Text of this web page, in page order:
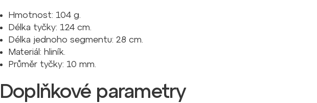
Hmotnost: 104 g.
Délka tyčky: 124 cm.
Délka jednoho segmentu: 28 cm.
Materiál: hliník.
Průměr tyčky: 10 mm.
Doplňkové parametry